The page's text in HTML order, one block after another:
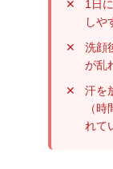
1日
しや
洗顔
が乱
汗を
（
れて